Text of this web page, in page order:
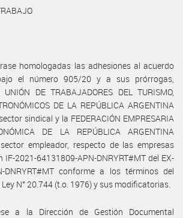
homologadas las adhesiones al acuerdo
el número 905/20 y a sus prórrogas,
DE TRABAJADORES DEL TURISMO,
DE LA REPÚBLICA ARGENTINA
sindical y la FEDERACIÓN EMPRESARIA
DE LA REPÚBLICA ARGENTINA
sector empleador, respecto de las empresas
2021-64131809-APN-DNRYRT#MT del EX-
DNRYRT#MT conforme a los términos del
N° 20.744 (t.o. 1976) y sus modificatorias.
a la Dirección de Gestión Documental